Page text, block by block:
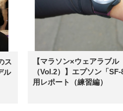
ス
ル
【マラソン×ウェアラブル
（Vol.2）】エプソン「
用レポート（練習編）